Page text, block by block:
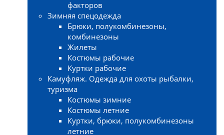
факторов
Зимняя спецодежда
Брюки, полукомбинезоны,
комбинезоны
Жилеты
Костюмы рабочие
Куртки рабочие
Камуфляж. Одежда для охоты рыбалки,
туризма
Костюмы зимние
Костюмы летние
Куртки, брюки, полукомбинезоны
летние